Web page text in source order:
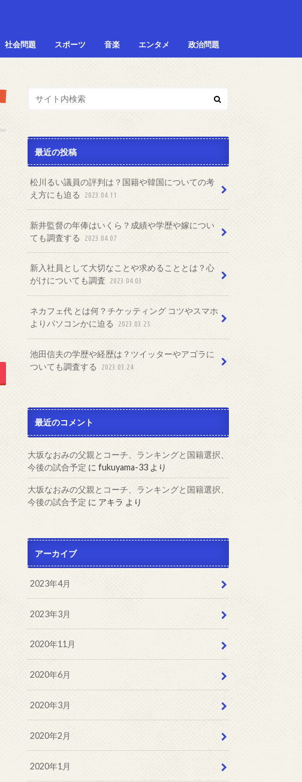
社会問題 スポーツ 音楽 エンタメ 政治問題
最近の投稿
松川るい議員の評判は？国籍や韓国についての考
え方にも迫る
2023.04.11
新井監督の年俸はいくら？成績や学歴や嫁につい
ても調査する
2023.04.07
新入社員として大切なことや求めることとは？心
がけについても調査
2023.04.03
ネカフェ代 とは何？チケッティング コツやスマホ
よりパソコンかに迫る
2023.03.25
池田信夫の学歴や経歴は？ツイッターやアゴラに
ついても調査する
2023.03.24
最近のコメント
大坂なおみの父親とコーチ、ランキングと国籍選択、
今後の試合予定 に fukuyama-33 より
大坂なおみの父親とコーチ、ランキングと国籍選択、
今後の試合予定 に アキラ より
アーカイブ
2023年4月
2023年3月
2020年11月
2020年6月
2020年3月
2020年2月
2020年1月